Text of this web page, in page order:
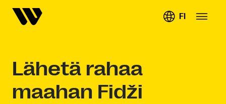
FI
Lähetä rahaa
maahan Fidži